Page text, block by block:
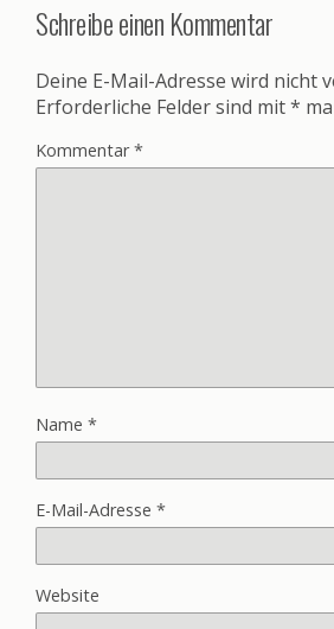
Schreibe einen Kommentar
Deine E-Mail-Adresse wird nicht
Erforderliche Felder sind mit*
Kommentar*
Name *
E-Mail-Adresse *
Website